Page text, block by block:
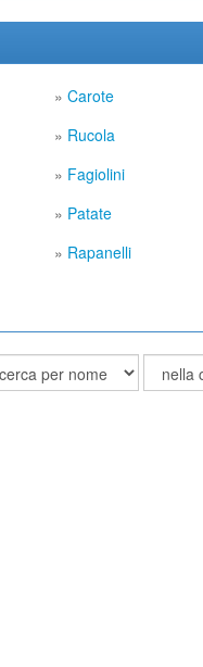
» Carote
» Rucola
» Fagiolini
» Patate
» Rapanelli